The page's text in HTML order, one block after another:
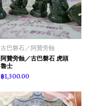
古巴磐石／阿贊旁蝕
阿贊旁蝕／古巴磐石 虎頭
魯士
฿1,300.00